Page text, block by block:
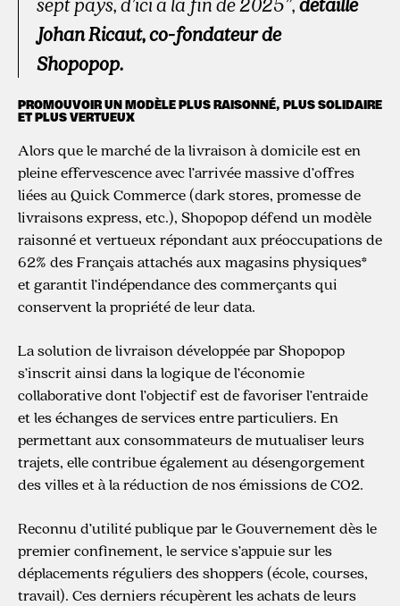
Johan Ricaut, co-fondateur de
Shopopop.
PROMOUVOIR UN MODÈLE PLUS RAISONNÉ, PLUS SOLIDAIRE
ET PLUS VERTUEUX
Alors que le marché de la livraison à domicile est en
pleine effervescence avec l’arrivée massive d’offres
liées au Quick Commerce (dark stores, promesse de
livraisons express, etc.), Shopopop défend un modèle
raisonné et vertueux répondant aux préoccupations de
62% des Français attachés aux magasins physiques*
et garantit l’indépendance des commerçants qui
conservent la propriété de leur data.
La solution de livraison développée par Shopopop
s’inscrit ainsi dans la logique de l’économie
collaborative dont l’objectif est de favoriser l’entraide
et les échanges de services entre particuliers. En
permettant aux consommateurs de mutualiser leurs
trajets, elle contribue également au désengorgement
des villes et à la réduction de nos émissions de CO2.
Reconnu d’utilité publique par le Gouvernement dès le
premier confinement, le service s’appuie sur les
déplacements réguliers des shoppers (école, courses,
travail). Ces derniers récupèrent les achats de leurs